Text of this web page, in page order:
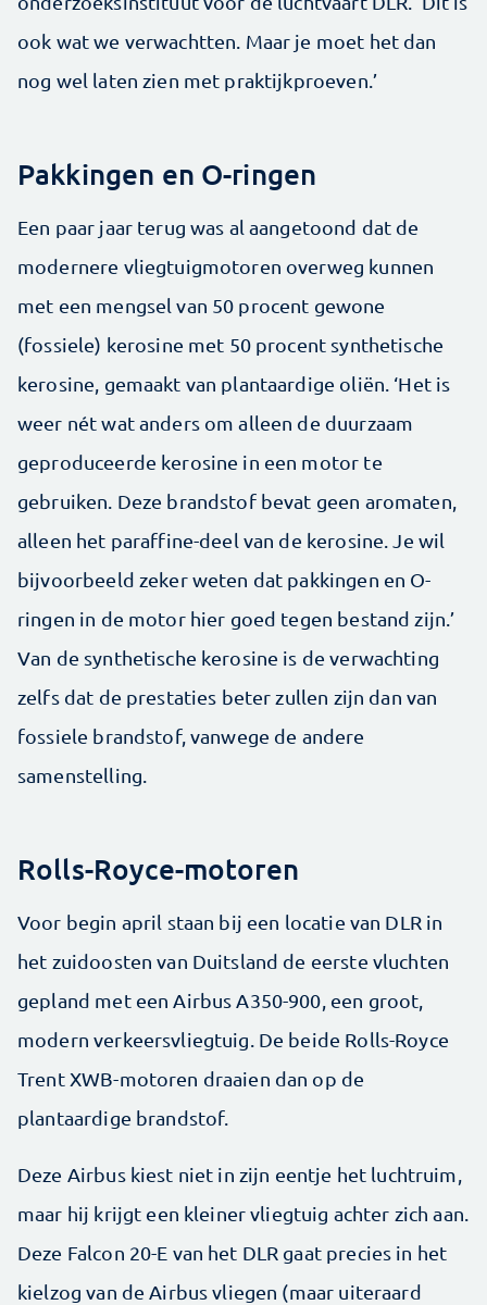
ook wat we verwachtten. Maar je moet het dan
nog wel laten zien met praktijkproeven.’
Pakkingen en O-ringen
Een paar jaar terug was al aangetoond dat de
modernere vliegtuigmotoren overweg kunnen
met een mengsel van 50 procent gewone
(fossiele) kerosine met 50 procent synthetische
kerosine, gemaakt van plantaardige oliën. ‘Het is
weer nét wat anders om alleen de duurzaam
geproduceerde kerosine in een motor te
gebruiken. Deze brandstof bevat geen aromaten,
alleen het paraffine-deel van de kerosine. Je wil
bijvoorbeeld zeker weten dat pakkingen en O-
ringen in de motor hier goed tegen bestand zijn.’
Van de synthetische kerosine is de verwachting
zelfs dat de prestaties beter zullen zijn dan van
fossiele brandstof, vanwege de andere
samenstelling.
Rolls-Royce-motoren
Voor begin april staan bij een locatie van DLR in
het zuidoosten van Duitsland de eerste vluchten
gepland met een Airbus A350-900, een groot,
modern verkeersvliegtuig. De beide Rolls-Royce
Trent XWB-motoren draaien dan op de
plantaardige brandstof.
Deze Airbus kiest niet in zijn eentje het luchtruim,
maar hij krijgt een kleiner vliegtuig achter zich aan.
Deze Falcon 20-E van het DLR gaat precies in het
kielzog van de Airbus vliegen (maar uiteraard